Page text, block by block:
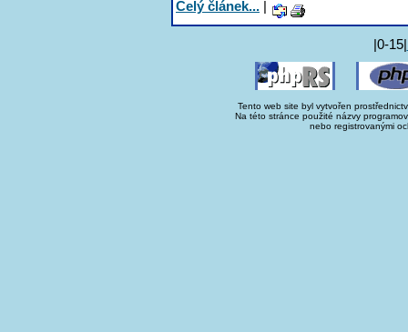
Celý článek... |
|0-15|
Tento web site byl vytvořen
Na této stránce použité názvy
nebo registrovanými